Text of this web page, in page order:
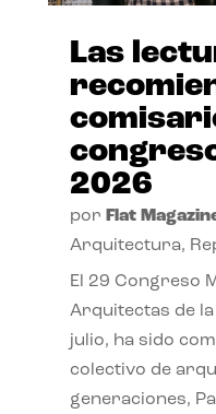
Las
2026
por Flat
Arquitectura,
El 29 Congreso
Arquitectas de
julio, ha sido
colectivo de
generaciones,